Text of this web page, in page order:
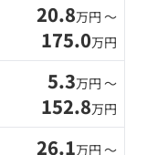
20.8万円 〜
175.0万円
5.3万円 〜
152.8万円
26.1万円 〜